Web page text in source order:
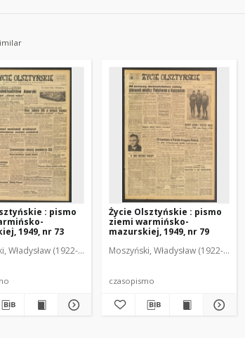
: pismo
1949, nr 73
Władysław (1922-2001). Red. Mroczkowski, Włodzimierz
Życie Olsztyńskie : pismo
ziemi warmińsko-
mazurskiej, 1949, nr 79
Moszyński, Władysław (1922-
czasopismo